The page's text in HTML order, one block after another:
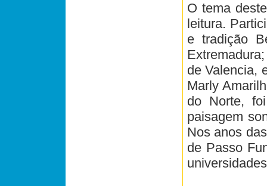
O tema
leitura.
e tradição
de Valencia,
Marly
do Norte,
paisagem
Nos anos
de Passo